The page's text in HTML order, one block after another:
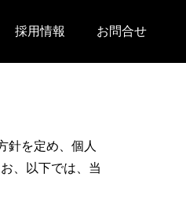
採用情報 お問合せ
針を定め、個人
、以下では、当